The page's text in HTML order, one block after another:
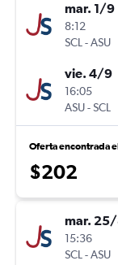
mar. 1/9
8:12
SCL -ASU
vie. 4/9
16:05
ASU-SCL
Oferta encontrada
$202
mar.
15:36
SCL -ASU